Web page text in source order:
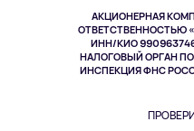
АКЦИОНЕРНАЯ
ОТВЕТСТВЕННОСТЬЮ
ИНН/КИО
НАЛОГОВЫЙ ОРГАН
ИНСПЕКЦИЯ ФНС
Здоровье питомцев
Одежда и аксессуары